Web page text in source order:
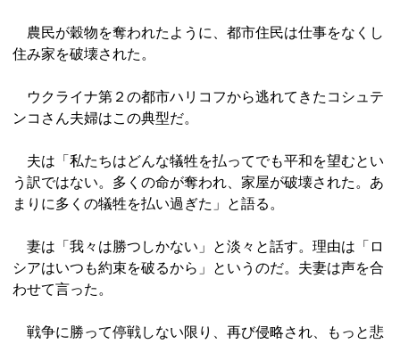
農民が穀物を奪われたように、都市住民は仕事をなくし
住み家を破壊された。
ウクライナ第２の都市ハリコフから逃れてきたコシュテ
ンコさん夫婦はこの典型だ。
夫は「私たちはどんな犠牲を払ってでも平和を望むとい
う訳ではない。多くの命が奪われ、家屋が破壊された。あ
まりに多くの犠牲を払い過ぎた」と語る。
妻は「我々は勝つしかない」と淡々と話す。理由は「ロ
シアはいつも約束を破るから」というのだ。夫妻は声を合
わせて言った。
戦争に勝って停戦しない限り、再び侵略され、もっと悲